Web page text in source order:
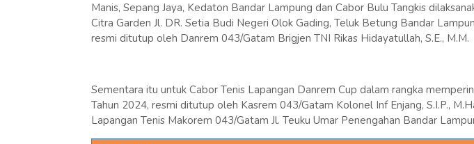
Manis, Sepang Jaya, Kedaton Bandar Lampung dan Cabor Bulu Tangkis
Citra Garden Jl. DR. Setia Budi Negeri Olok Gading, Teluk Betung Bandar
resmi ditutup oleh Danrem 043/Gatam Brigjen TNI Rikas Hidayatullah, S.E., M.M.
Sementara itu untuk Cabor Tenis Lapangan Danrem Cup dalam rangka
Tahun 2024, resmi ditutup oleh Kasrem 043/Gatam Kolonel Inf Enjang, S.I.P.,
Lapangan Tenis Makorem 043/Gatam Jl. Teuku Umar Penengahan Bandar